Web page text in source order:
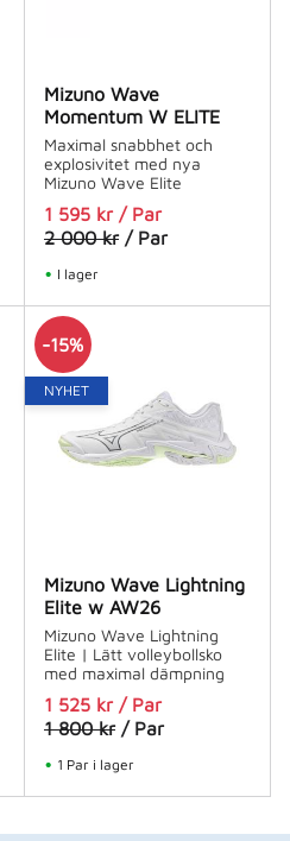
Mizuno Wave
Momentum W ELITE
Maximal snabbhet och
explosivitet med nya
Mizuno Wave Elite
1 595 kr / Par
2 000kr / Par
I lager
Mizuno Wave Lightning
Elite w AW26
Mizuno Wave Lightning
Elite | Lätt volleybollsko
med maximal dämpning
1 525 kr / Par
1 800kr / Par
15%
NYHET
1 Par i lager